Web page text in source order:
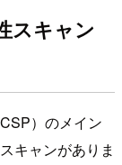
スキャン
）のメイン
キャンがありま